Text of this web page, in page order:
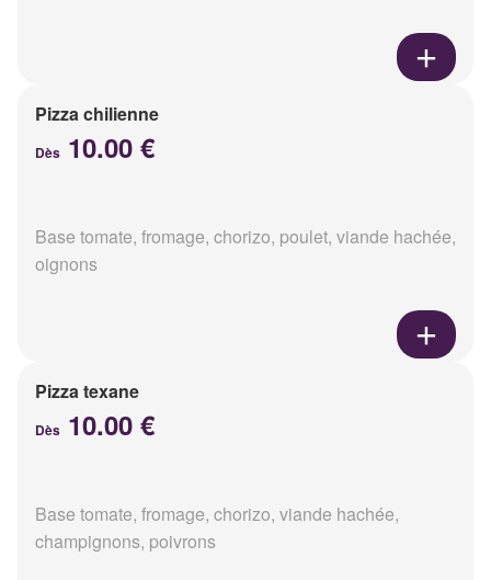
Pizza chilienne
Dès 10.00 €
Base tomate, fromage, chorizo, poulet, viande hachée,
oignons
Pizza texane
Dès 10.00 €
Base tomate, fromage, chorizo, viande hachée,
champignons, poivrons